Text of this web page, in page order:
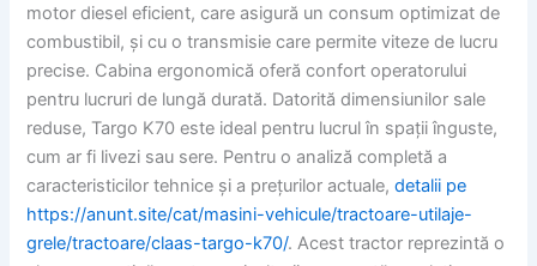
motor diesel eficient, care asigură un consum optimizat de
combustibil, și cu o transmisie care permite viteze de lucru
precise. Cabina ergonomică oferă confort operatorului
pentru lucruri de lungă durată. Datorită dimensiunilor sale
reduse, Targo K70 este ideal pentru lucrul în spații înguste,
cum ar fi livezi sau sere. Pentru o analiză completă a
caracteristicilor tehnice și a prețurilor actuale,detalii pe
https://anunt.site/cat/masini-vehicule/tractoare-utilaje-
grele/tractoare/claas-targo-k70/. Acest tractor reprezintă o